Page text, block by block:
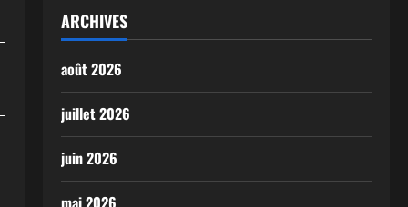
ARCHIVES
août 2026
juillet 2026
juin 2026
mai 2026